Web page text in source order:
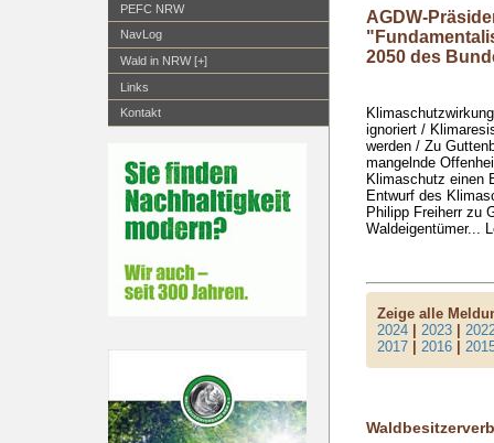
PEFC NRW
NavLog
Wald in NRW [+]
Links
Kontakt
AGDW-
2050 des
ignoriert /
werden / Zu
mangelnde
Klimaschutz einen
Entwurf des
Philipp Freiherr zu
Waldeigentümer...
Zeige alle
2024 |2023 |
2017 |2016 |